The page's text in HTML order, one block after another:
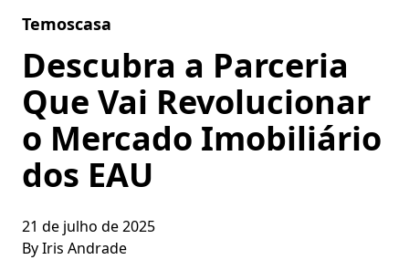
Temoscasa
Descubra a Parceria
Que Vai Revolucionar
o Mercado Imobiliário
dos EAU
21 de julho de 2025
ByIris Andrade